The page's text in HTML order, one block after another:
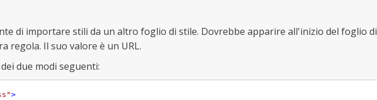
di importare stili da un altro foglio di stile. Dovrebbe apparire all'inizio del foglio di
regola. Il suo valore è un URL.
due modi seguenti:
>